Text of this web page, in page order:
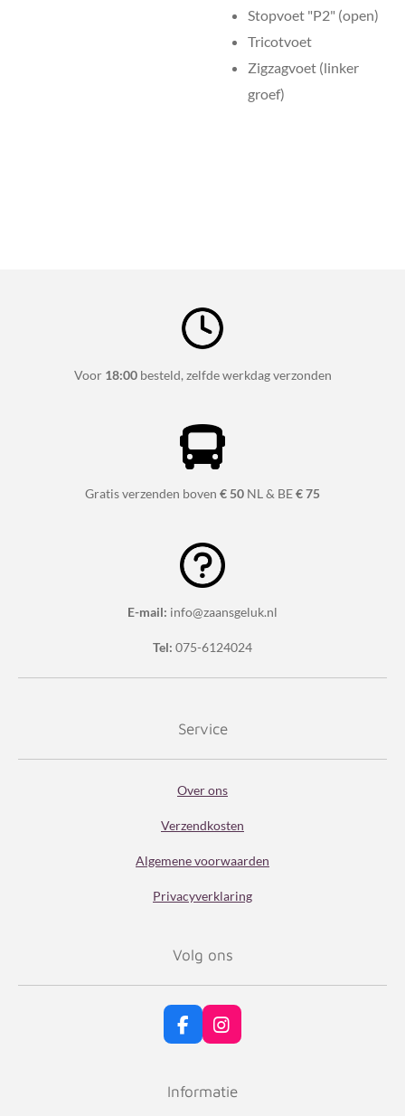
Stopvoet "P2" (open)
Tricotvoet
Zigzagvoet (linker
groef)
Voor 18:00besteld, zelfde werkdag verzonden
Gratis verzenden boven € 50 NL & BE€ 75
E-mail: info@zaansgeluk.nl
Tel: 075-6124024
Service
Over ons
Verzendkosten
Algemene voorwaarden
Privacyverklaring
Volg ons
F
a
e
b
I
n
t
a
Informatie